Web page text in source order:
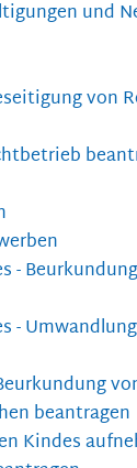
und
von
-
-
beantragen
Kindes